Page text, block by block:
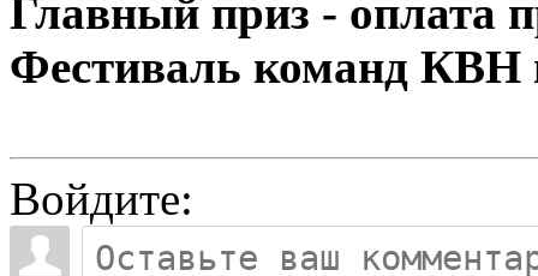
Главный приз - оплата
Фестиваль команд КВН
Войдите: